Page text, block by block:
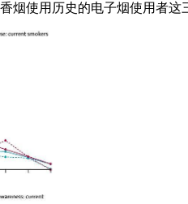
使用历史的电子烟使用者这